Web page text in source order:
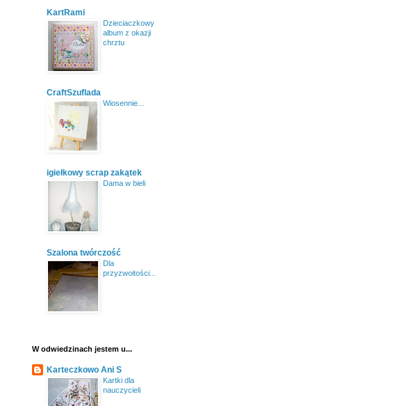
KartRami
Dzieciaczkowy
album z okazji
chrztu
CraftSzuflada
Wiosennie...
igiełkowy scrap zakątek
Dama w bieli
Szalona twórczość
Dla
przyzwoitości...
W odwiedzinach jestem u...
Karteczkowo Ani S
Kartki dla
nauczycieli